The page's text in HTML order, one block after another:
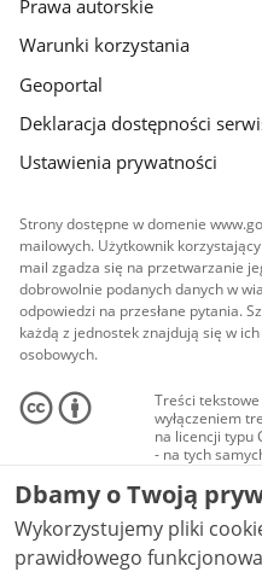
Prawa autorskie
Warunki korzystania
Geoportal
Deklaracja dostępności
Ustawienia prywatności
Strony dostępne w domenie
mailowych. Użytkownik
mail zgadza się na przetwarzanie
dobrowolnie podanych danych w
odpowiedzi na przesłane pytania.
każdą z jednostek znajdują się w
osobowych.
Treści
wyłączeniem
na licencji typu
- na tych
Materiały
audio i wideo,
Creative
niekomercyjne -
NC-ND 4.0), o
Dbamy o Twoją
Wykorzystujemy pliki
prawidłowego